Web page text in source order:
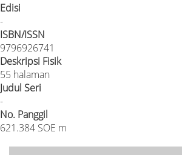
Edisi
-
ISBN/ISSN
9796926741
Deskripsi Fisik
55 halaman
Judul Seri
-
No. Panggil
621.384 SOE m